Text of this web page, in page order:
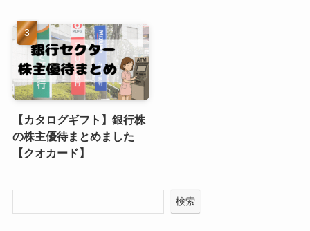
【カタログギフト】銀行株
の株主優待まとめました
【クオカード】
検索